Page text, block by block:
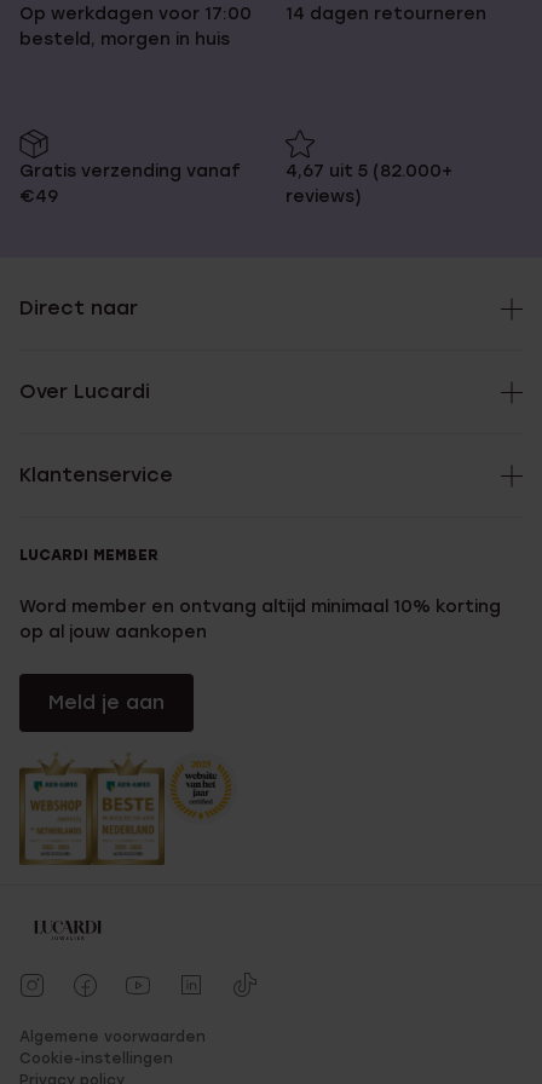
Op werkdagen voor 17:00
besteld, morgen in huis
14 dagen retourneren
Gratis verzending vanaf
€49
4,67 uit 5 (82.000+
reviews)
Direct naar
Over Lucardi
Klantenservice
LUCARDI MEMBER
Word member en ontvang altijd minimaal 10% korting
op al jouw aankopen
Meld je aan
Algemene voorwaarden
Cookie-instellingen